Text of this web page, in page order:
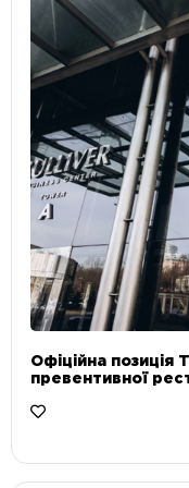
Офіційна
превентивної